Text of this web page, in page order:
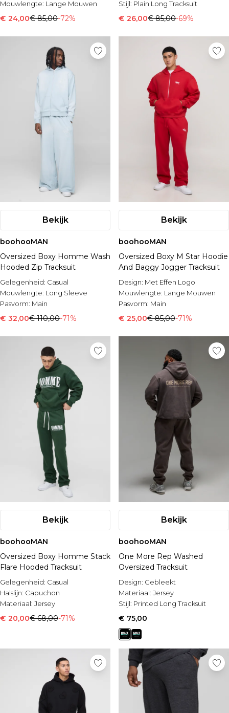
Mouwlengte: Lange Mouwen
€ 24,00€ 85,00-72%
Stijl: Plain Long Tracksuit
€ 26,00€ 85,00-69%
Bekijk
boohooMAN
Oversized Boxy Homme Wash
Hooded Zip Tracksuit
Gelegenheid: Casual
Mouwlengte: Long Sleeve
Pasvorm: Main
€ 32,00€ 110,00-71%
Bekijk
boohooMAN
Oversized Boxy M Star Hoodie
And Baggy Jogger Tracksuit
Design: Met Effen Logo
Mouwlengte: Lange Mouwen
Pasvorm: Main
€ 25,00€ 85,00-71%
Bekijk
boohooMAN
Oversized Boxy Homme Stack
Flare Hooded Tracksuit
Gelegenheid: Casual
Halslijn: Capuchon
Materiaal: Jersey
€ 20,00€ 68,00-71%
Bekijk
boohooMAN
One More Rep Washed
Oversized Tracksuit
Design: Gebleekt
Materiaal: Jersey
Stijl: Printed Long Tracksuit
€ 75,00